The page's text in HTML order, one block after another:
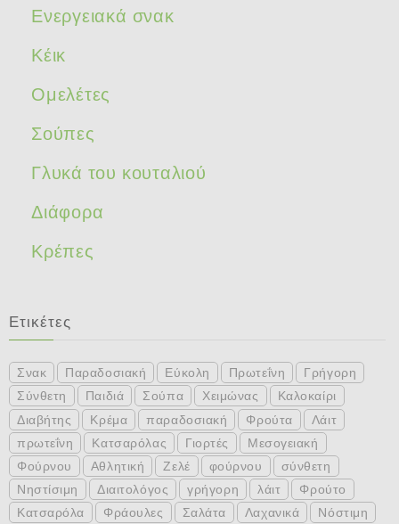
Ενεργειακά σνακ
Κέικ
Ομελέτες
Σούπες
Γλυκά του κουταλιού
Διάφορα
Κρέπες
Ετικέτες
Σνακ Παραδοσιακή Εύκολη Πρωτεΐνη
Γρήγορη
Σύνθετη
Παιδιά Σούπα Χειμώνας
Καλοκαίρι
Διαβήτης
Κρέμα παραδοσιακή Φρούτα
Λάιτ
πρωτεΐνη
Κατσαρόλας Γιορτές
Μεσογειακή
Φούρνου
Αθλητική Ζελέ φούρνου
σύνθετη
Νηστίσιμη
Διαιτολόγος γρήγορη λάιτ
Φρούτο
Κατσαρόλα
Φράουλες Σαλάτα Λαχανικά Νόστιμη